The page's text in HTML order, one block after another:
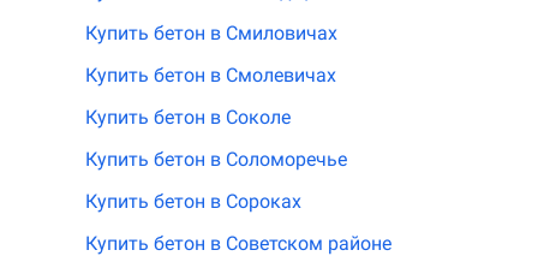
Купить бетон в Смиловичах
Купить бетон в Смолевичах
Купить бетон в Соколе
Купить бетон в Соломоречье
Купить бетон в Сороках
Купить бетон в Советском районе